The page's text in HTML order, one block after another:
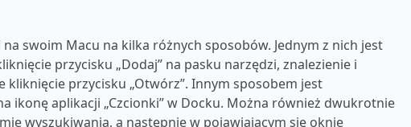
swoim Macu na kilka różnych sposobów. Jednym z nich jest
przycisku „Dodaj” na pasku narzędzi, znalezienie i
kliknięcie przycisku „Otwórz”. Innym sposobem jest
ikonę aplikacji „Czcionki” w Docku. Można również dwukrotnie
wyszukiwania, a następnie w pojawiającym się oknie